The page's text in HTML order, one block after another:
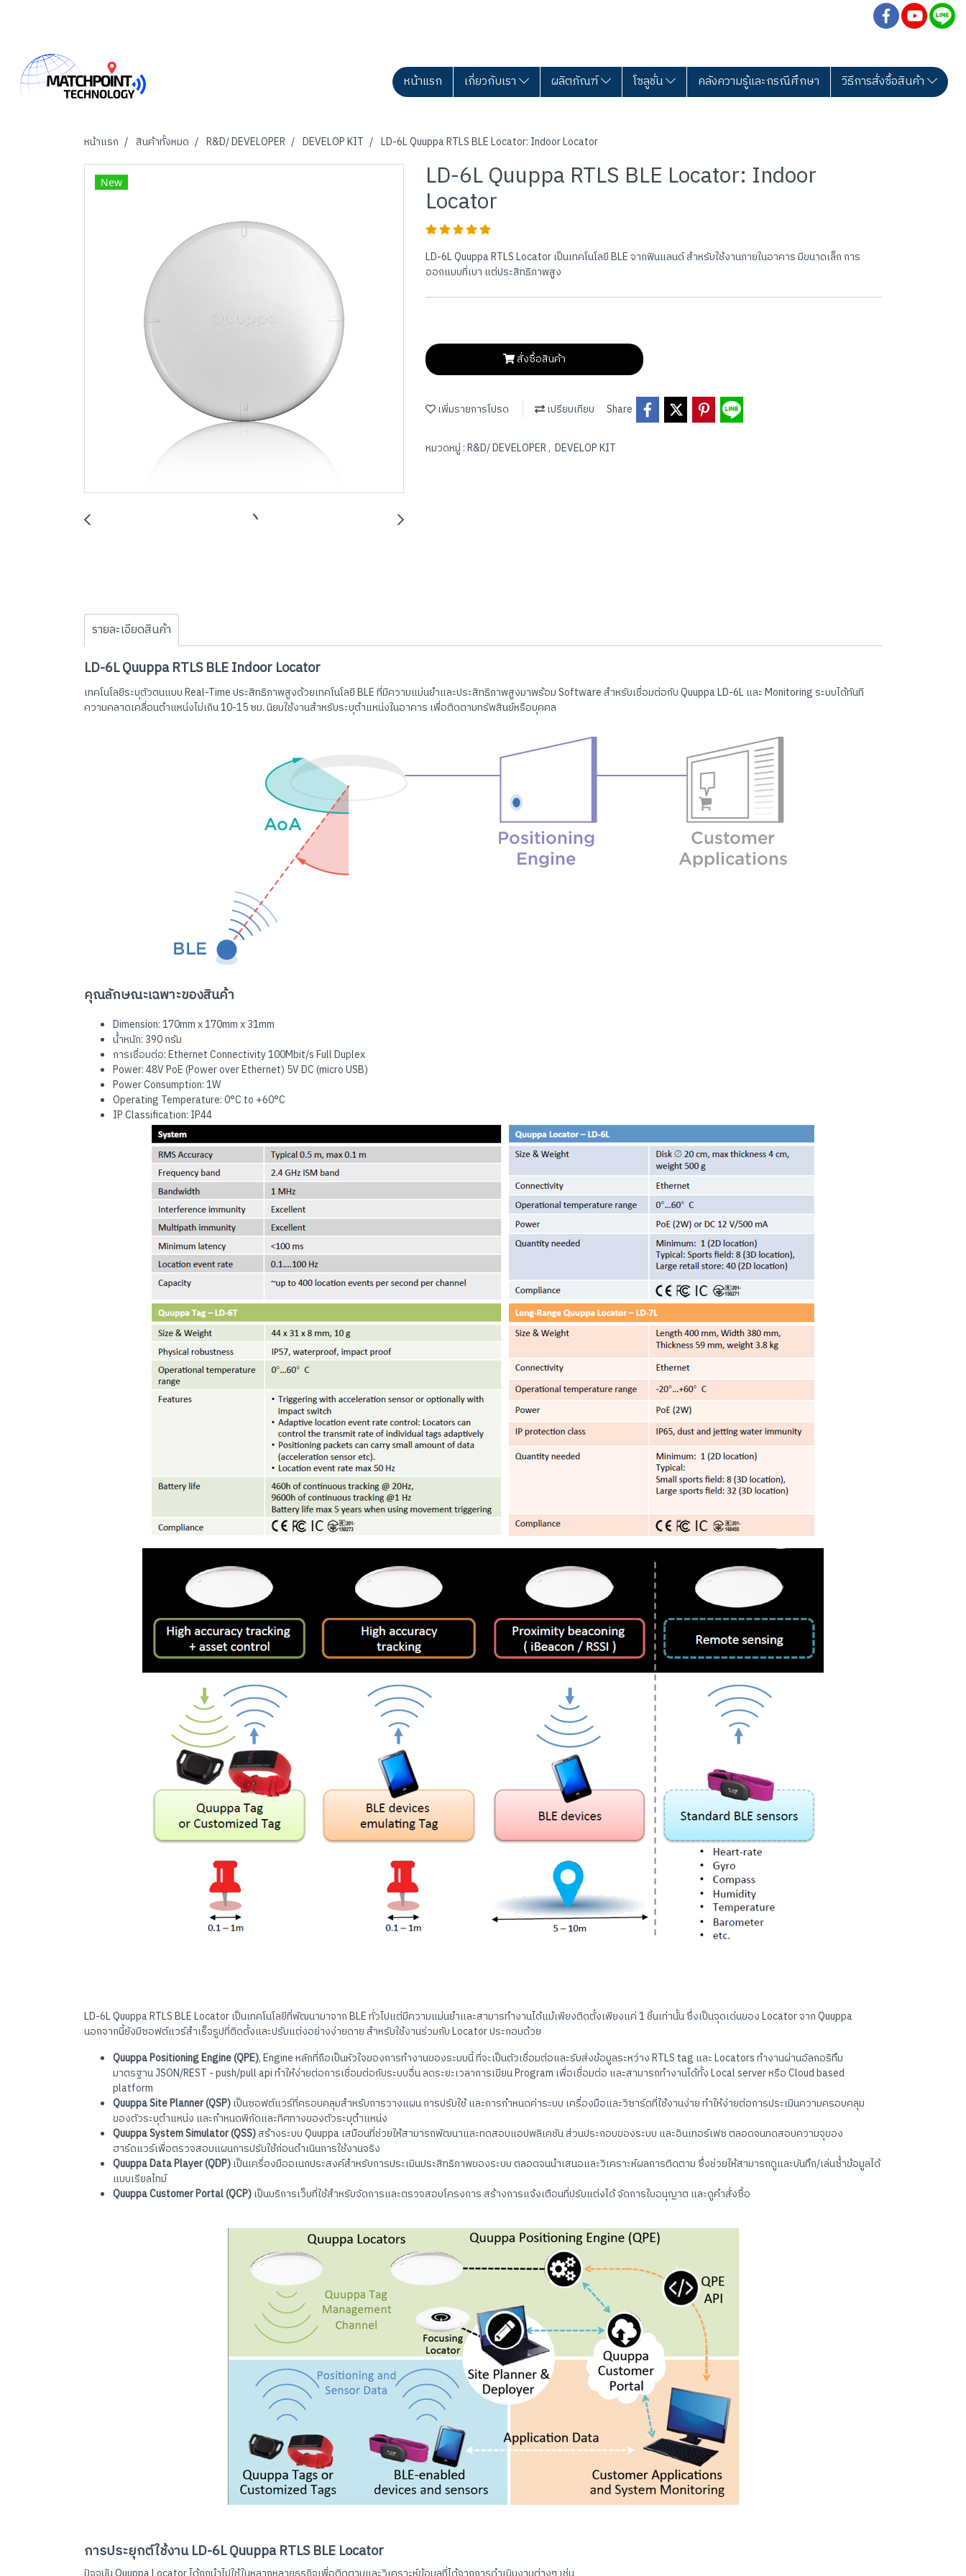
หน้าแรก เกี่ยวกับเรา ผลิตภัณฑ์ โซลูชั่น คลังความรู้และกรณีศึกษา วิธีการสั่งซื้อสินค้า
หน้าแรก สินค้าทั้งหมด R&D/ DEVELOPER DEVELOP KIT LD-6L Quuppa RTLS BLE Locator: Indoor Locator
New LD-6L Quuppa RTLS BLE Locator: Indoor
Locator
LD-6L Quuppa RTLS Locator เป็นเทคโนโลยี BLE จากฟินแลนด์ สำหรับใช้งานภายในอาคาร มีขนาดเล็ก การ
ออกแบบที่เบา แต่ประสิทธิภาพสูง
สั่งซื้อสินค้า
เพิ่มรายการโปรด เปรียบเทียบ Share
หมวดหมู่ :R&D/ DEVELOPER, DEVELOP KIT
รายละเอียดสินค้า
LD-6L Quuppa RTLS BLE Indoor Locator
เทคโนโลยีระบุตัวตนแบบ Real-Time ประสิทธิภาพสูงด้วยเทคโนโลยี BLE ที่มีความแม่นยำและประสิทธิภาพสูงมาพร้อม Software สำหรับเชื่อมต่อกับ Quuppa LD-6L และ Monitoring ระบบได้ทันที
ความคลาดเคลื่อนตำแหน่งไม่เกิน 10-15 ซม. นิยมใช้งานสำหรับระบุตำแหน่งในอาคาร เพื่อติดตามทรัพสินย์หรือบุคคล
คุณลักษณะเฉพาะของสินค้า
Dimension: 170mm x 170mm x 31mm
น้ำหนัก: 390 กรัม
การเชื่อมต่อ: Ethernet Connectivity 100Mbit/s Full Duplex
Power: 48V PoE (Power over Ethernet) 5V DC (micro USB)
Power Consumption: 1W
Operating Temperature: 0°C to +60°C
IP Classification: IP44
LD-6L Quuppa RTLS BLE Locator เป็นเทคโนโลยีที่พัฒนามาจาก BLE ทั่วไปแต่มีความแม่นยำและสามารทำงานได้แม้เพียงติดตั้งเพียงแค่ 1 ชิ้นเท่านั้น ซึ่งเป็นจุดเด่นของ Locator จาก Quuppa
นอกจากนี้ยังมีซอฟต์แวร์สำเร็จรูปที่ติดตั้งและปรับแต่งอย่างง่ายดาย สำหรับใช้งานร่วมกับ Locator ประกอบด้วย
Quuppa Positioning Engine (QPE), Engine หลักที่ถือเป็นหัวใจของการทำงานของระบบนี้ ที่จะเป็นตัวเชื่อมต่อและรับส่งข้อมูลระหว่าง RTLS tag และ Locators ทำงานผ่านอัลกอริทึม
มาตรฐาน JSON/REST - push/pull api ทำให้ง่ายต่อการเชื่อมต่อกับระบบอื่น ลดระยะเวลาการเขียน Program เพื่อเชื่อมต่อ และสามารถทำงานได้ทั้ง Local server หรือ Cloud based
platform
Quuppa Site Planner (QSP)เป็นซอฟต์แวร์ที่ครอบคลุมสำหรับการวางแผน การปรับใช้ และการกำหนดค่าระบบ เครื่องมือและวิซาร์ดที่ใช้งานง่าย ทำให้ง่ายต่อการประเมินความครอบคลุม
ของตัวระบุตำแหน่ง และกำหนดพิกัดและทิศทางของตัวระบุตำแหน่ง
Quuppa System Simulator (QSS)สร้างระบบ Quuppa เสมือนที่ช่วยให้สามารถพัฒนาและทดสอบแอปพลิเคชัน ส่วนประกอบของระบบ และอินเทอร์เฟซ ตลอดจนทดสอบความจุของ
ฮาร์ดแวร์เพื่อตรวจสอบแผนการปรับใช้ก่อนดำเนินการใช้งานจริง
Quuppa Data Player (QDP)เป็นเครื่องมืออเนกประสงค์สำหรับการประเมินประสิทธิภาพของระบบ ตลอดจนนำเสนอและวิเคราะห์ผลการติดตาม ซึ่งช่วยให้สามารถดูและบันทึก/เล่นซ้ำข้อมูลได้
แบบเรียลไทม์
Quuppa Customer Portal (QCP)เป็นบริการเว็บที่ใช้สำหรับจัดการและตรวจสอบโครงการ สร้างการแจ้งเตือนที่ปรับแต่งได้ จัดการใบอนุญาต และดูคำสั่งซื้อ
การประยุกต์ใช้งาน LD-6L Quuppa RTLS BLE Locator